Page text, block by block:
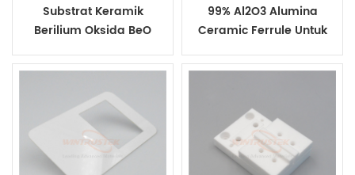
Substrat Keramik
Berilium Oksida BeO
99% Al2O3 Alumina
Ceramic Ferrule Untuk